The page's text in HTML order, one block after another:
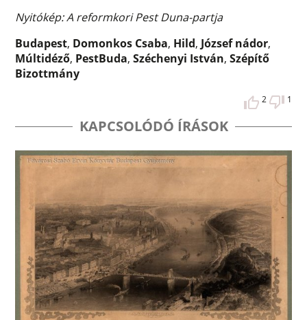
Nyitókép: A reformkori Pest Duna-partja
Budapest, Domonkos Csaba, Hild, József nádor,
Múltidéző, PestBuda,Széchenyi István,Szépítő
Bizottmány
2 1
KAPCSOLÓDÓ ÍRÁSOK